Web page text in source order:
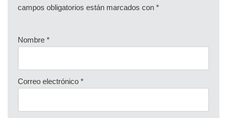
campos obligatorios están marcados con *
Nombre *
Correo electrónico *